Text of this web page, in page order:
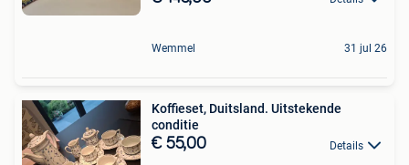
Wemmel 31 jul 26
Koffieset, Duitsland. Uitstekende
conditie
€ 55,00 Details